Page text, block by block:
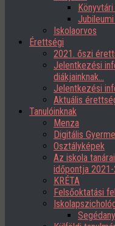
Iskolaorvos
Érettségi
2021. őszi
Jelentkezési
diákjainknak…
Jelentkezési
Aktuális
Tanulóinknak
Menza
Digitális
Osztályképek
Az iskola
időpontja
KRÉTA
Felsőoktatási